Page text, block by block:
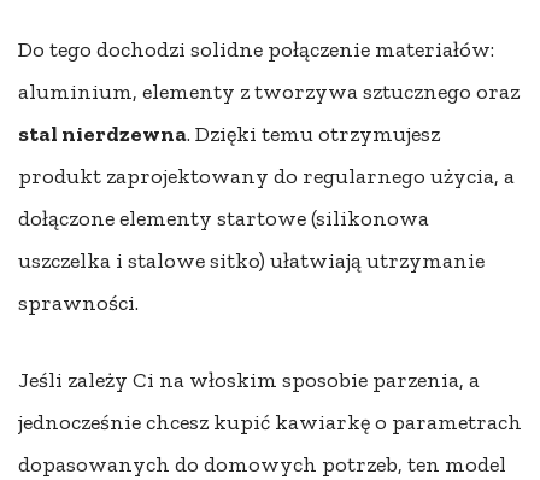
Do tego dochodzi solidne połączenie materiałów:
aluminium, elementy z tworzywa sztucznego oraz
stal nierdzewna. Dzięki temu otrzymujesz
produkt zaprojektowany do regularnego użycia, a
dołączone elementy startowe (silikonowa
uszczelka i stalowe sitko) ułatwiają utrzymanie
sprawności.
Jeśli zależy Ci na włoskim sposobie parzenia, a
jednocześnie chcesz kupić kawiarkę o parametrach
dopasowanych do domowych potrzeb, ten model